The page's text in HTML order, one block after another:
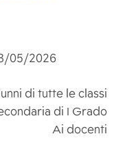
n. 209
di tutte le classi
di I Grado
Ai docenti